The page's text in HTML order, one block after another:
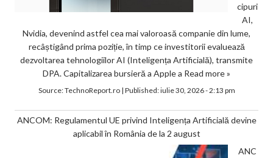
cipuri
AI,
Nvidia, devenind astfel cea mai valoroasă companie din lume,
recâștigând prima poziție, în timp ce investitorii evaluează
dezvoltarea tehnologiilor AI (Inteligența Artificială), transmite
DPA. Capitalizarea bursieră a Apple a Read more »
Source:TechnoReport.ro| Published:iulie 30, 2026 - 2:13 pm
ANCOM: Regulamentul UE privind Inteligența Artificială devine
aplicabil în România de la 2 august
ANC